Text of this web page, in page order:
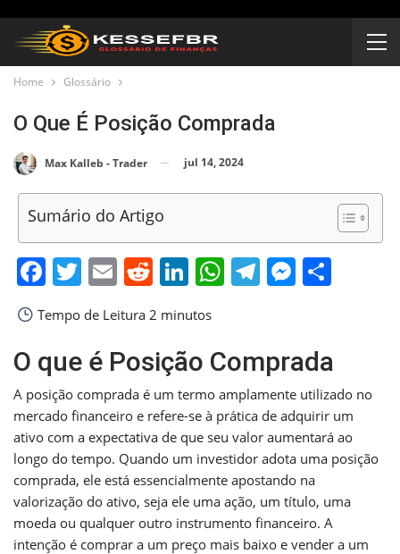
Home Glossário
O Que É Posição Comprada
Max Kalleb - Trader jul 14, 2024
Sumário do Artigo
Facebook
Twitter
EmailReddit
LinkedIn
WhatsApp
Telegram
Tempo de Leitura 2 minutos
O que é Posição Comprada
A posição comprada é um termo amplamente utilizado no
mercado financeiro e refere-se à prática de adquirir um
ativo com a expectativa de que seu valor aumentará ao
longo do tempo. Quando um investidor adota uma posição
comprada, ele está essencialmente apostando na
valorização do ativo, seja ele uma ação, um título, uma
moeda ou qualquer outro instrumento financeiro. A
intenção é comprar a um preço mais baixo e vender a um